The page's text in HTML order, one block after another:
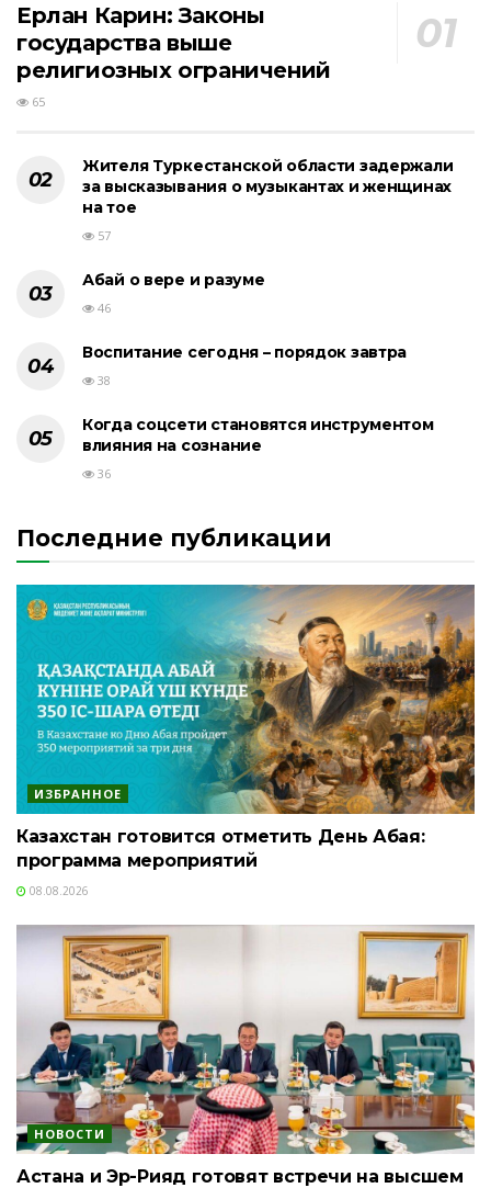
Ерлан Карин: Законы
государства выше
религиозных ограничений
65
Жителя Туркестанской области задержали
за высказывания о музыкантах и женщинах
на тое
57
Абай о вере и разуме
46
Воспитание сегодня – порядок завтра
38
Когда соцсети становятся инструментом
влияния на сознание
36
Последние публикации
ИЗБРАННОЕ
Казахстан готовится отметить День Абая:
программа мероприятий
08.08.2026
НОВОСТИ
Астана и Эр-Рияд готовят встречи на высшем